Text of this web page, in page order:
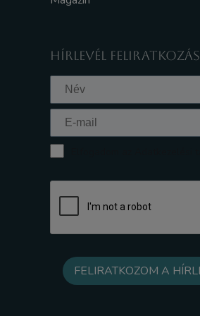
HÍRLEVÉL FELIRATKOZÁS